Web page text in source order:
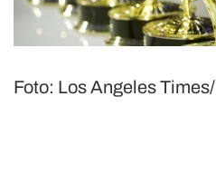
Foto: Los Angeles